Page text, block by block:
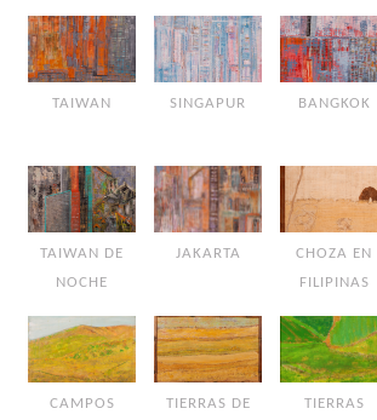
TAIWAN SINGAPUR BANGKOK
TAIWAN DE
NOCHE
JAKARTA
CHOZA EN
FILIPINAS
CAMPOS TIERRAS DE TIERRAS